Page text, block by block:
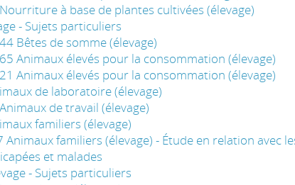
à base de plantes cultivées (élevage)
- Sujets particuliers
Bêtes de somme (élevage)
Animaux élevés pour la consommation (élevage)
Animaux élevés pour la consommation (élevage)
de laboratoire (élevage)
de travail (élevage)
familiers (élevage)
familiers (élevage) - Étude en relation avec
et malades
- Sujets particuliers